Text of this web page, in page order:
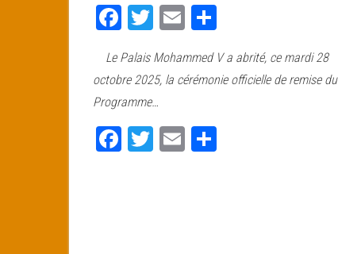
Fa
bo
ok
T
tt
er
E
ail ag
er
Le Palais Mohammed V a abrité, ce mardi 28
octobre 2025, la cérémonie officielle de remise du
Programme…
Fa T
E